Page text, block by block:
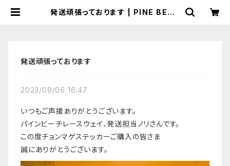
発送頑張っております | PINE BEAC
発送頑張っております
2023/09/06 16:47
いつもご声援ありがとうございます。
パインビーチレースウェイ、発送担当ノリさんです。
この度チョンマゲステッカーご購入の皆さま
誠にありがとうございます。